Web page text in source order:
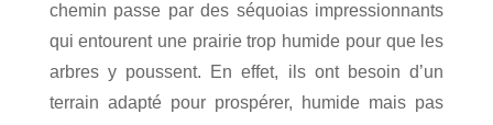
chemin passe par des séquoias impressionnants
qui entourent une prairie trop humide pour que les
arbres y poussent. En effet, ils ont besoin d’un
terrain adapté pour prospérer, humide mais pas